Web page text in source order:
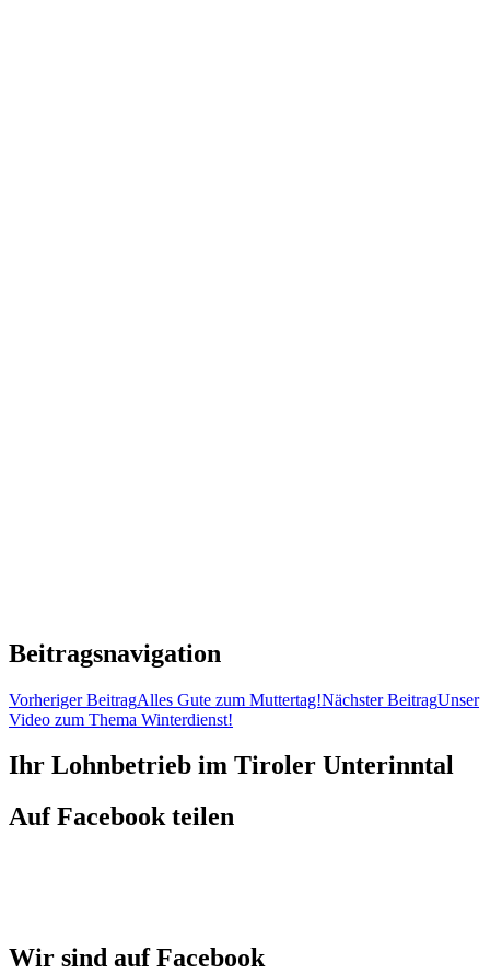
Beitragsnavigation
Vorheriger BeitragAlles Gute zum Muttertag!Nächster BeitragUnser
Video zum Thema Winterdienst!
Ihr Lohnbetrieb im Tiroler Unterinntal
Auf Facebook teilen
Wir sind auf Facebook